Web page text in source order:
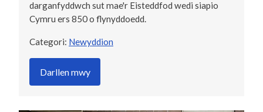
darganfyddwch sut mae'r Eisteddfod wedi siapio
Cymru ers 850 o flynyddoedd.
Categori: Newyddion
Darllen mwy